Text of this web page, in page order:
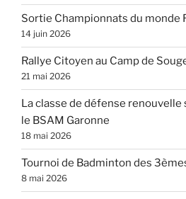
Sortie Championnats du monde
14 juin 2026
Rallye Citoyen au Camp de
21 mai 2026
La classe de défense
le BSAM Garonne
18 mai 2026
Tournoi de Badminton des
8 mai 2026